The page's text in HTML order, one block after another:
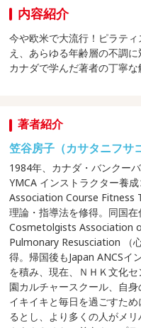
内容紹介
今や欧米で大流行！ピラテ
え、あらゆる年齢層の不調
カナダで学んだ著者の丁寧な
著者紹介
笠谷房子（カサタニフサ
1984年、カナダ・バンクー
YMCA インストラクター養
Association Course Fitness
理論・指導法を修得。同国
Cosmetolgists Association
Pulmonary Resusciation （
得。帰国後もJapan ANCSイ
を積み、現在、ＮＨＫ文化
園カルチャースクール、自身
イキイキと毎日を過ごすた
るとし、より多くの人がメ